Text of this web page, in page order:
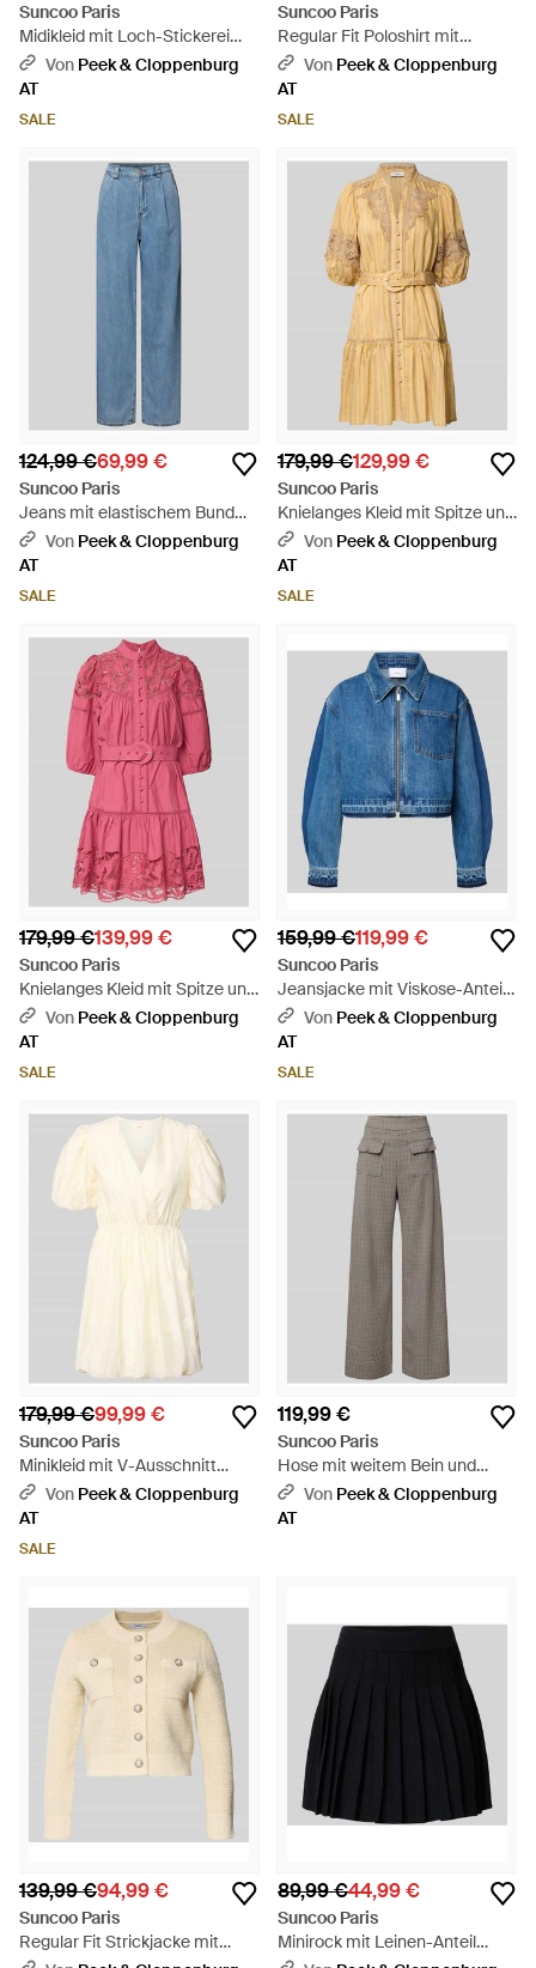
Suncoo Paris
Midikleid mit Loch-Stickerei
Modell 'Cecily' - Weiß
Von Peek & Cloppenburg
AT
SALE
Suncoo Paris
Regular Fit Poloshirt mit
Knopfleiste Modell 'PREGO' -
Natur
Von Peek & Cloppenburg
AT
SALE
124,99 €69,99 €
Suncoo Paris
Jeans mit elastischem Bund
und Eingrifftaschen Modell
'RUDY' - Blau
Von Peek & Cloppenburg
AT
SALE
179,99 €129,99 €
Suncoo Paris
Knielanges Kleid mit Spitze und
Gürtel Modell 'CATLEYA' -
Natur
Von Peek & Cloppenburg
AT
SALE
179,99 €139,99 €
Suncoo Paris
Knielanges Kleid mit Spitze und
Gürtel Modell 'CATY' - Pink
Von Peek & Cloppenburg
AT
SALE
159,99 €119,99 €
Suncoo Paris
Jeansjacke mit Viskose-Anteil
Modell 'DENZEL' - Blau
Von Peek & Cloppenburg
AT
SALE
179,99 €99,99 €
Suncoo Paris
Minikleid mit V-Ausschnitt
Modell 'CHAYA' - Natur
Von Peek & Cloppenburg
AT
SALE
119,99 €
Suncoo Paris
Hose mit weitem Bein und
Pattentaschen Modell 'JOHN' -
Grau
Von Peek & Cloppenburg
AT
139,99 €94,99 €
Suncoo Paris
Regular Fit Strickjacke mit
89,99 €44,99 €
Suncoo Paris
Minirock mit Leinen-Anteil